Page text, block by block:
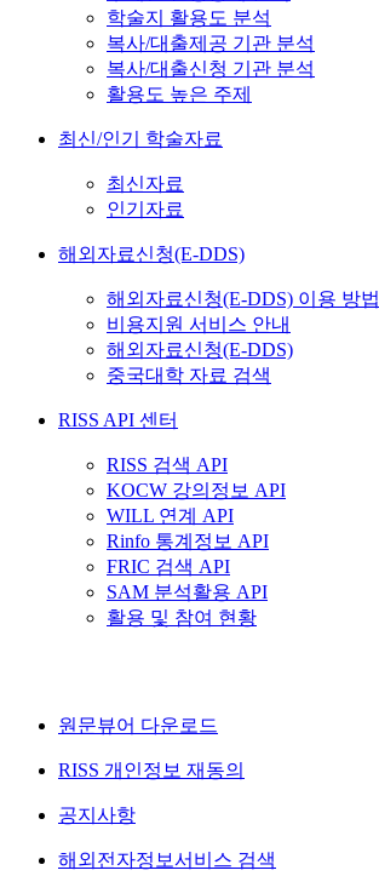
학술지 활용도 분석
복사/대출제공 기관 분석
복사/대출신청 기관 분석
활용도 높은 주제
최신/인기 학술자료
최신자료
인기자료
해외자료신청(E-DDS)
해외자료신청(E-DDS) 이용 방법
비용지원 서비스 안내
해외자료신청(E-DDS)
중국대학 자료 검색
RISS API 센터
RISS 검색 API
KOCW 강의정보 API
WILL 연계 API
Rinfo 통계정보 API
FRIC 검색 API
SAM 분석활용 API
활용 및 참여 현황
원문뷰어 다운로드
RISS 개인정보 재동의
공지사항
해외전자정보서비스 검색